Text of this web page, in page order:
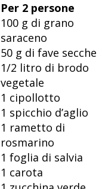
Per 2 persone
100 g di grano
saraceno
50 g di fave secche
1/2 litro di brodo
vegetale
1 cipollotto
1 spicchio d’aglio
1 rametto di
rosmarino
1 foglia di salvia
1 carota